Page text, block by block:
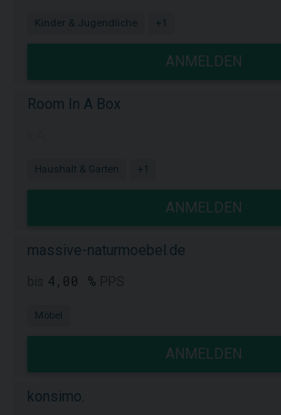
Kinder & Jugendliche +1
ANMELDEN
Room In A Box
Haushalt & Garten +1
ANMELDEN
massive-naturmoebel.de
4,00 %
Möbel
ANMELDEN
konsimo.